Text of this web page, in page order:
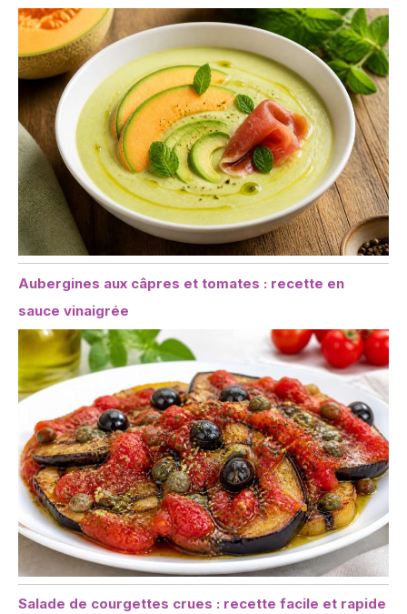
Aubergines aux câpres et tomates : recette en
sauce vinaigrée
Salade de courgettes crues : recette facile et rapide